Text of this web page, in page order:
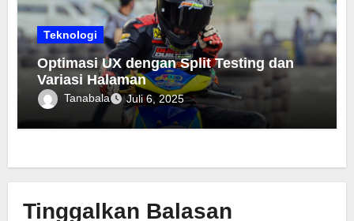
Teknologi
Optimasi UX dengan Split Testing dan
Variasi Halaman
Tanabala Juli 6, 2025
Tinggalkan Balasan